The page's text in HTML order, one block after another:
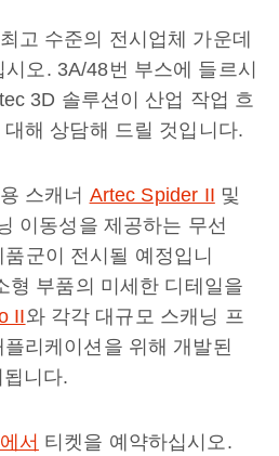
고 수준의 전시업체 가운데
오. 3A/48번 부스에 들르시
3D 솔루션이 산업 작업 흐
해 상담해 드릴 것입니다.
스캐너 Artec Spider II 및
이동성을 제공하는 무선
군이 전시될 예정입니
형 부품의 미세한 디테일을
II와 각각 대규모 스캐닝 프
리케이션을 위해 개발된
니다.
서 티켓을 예약하십시오.